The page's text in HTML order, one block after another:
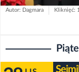
Autor: Dagmara Kliknięć: